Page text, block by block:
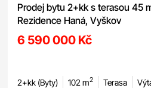
Prodej bytu 2+kk s terasou 45
Rezidence Haná, Vyškov
6 590 000 Kč
2+kk (Byty) 102 m2 Terasa